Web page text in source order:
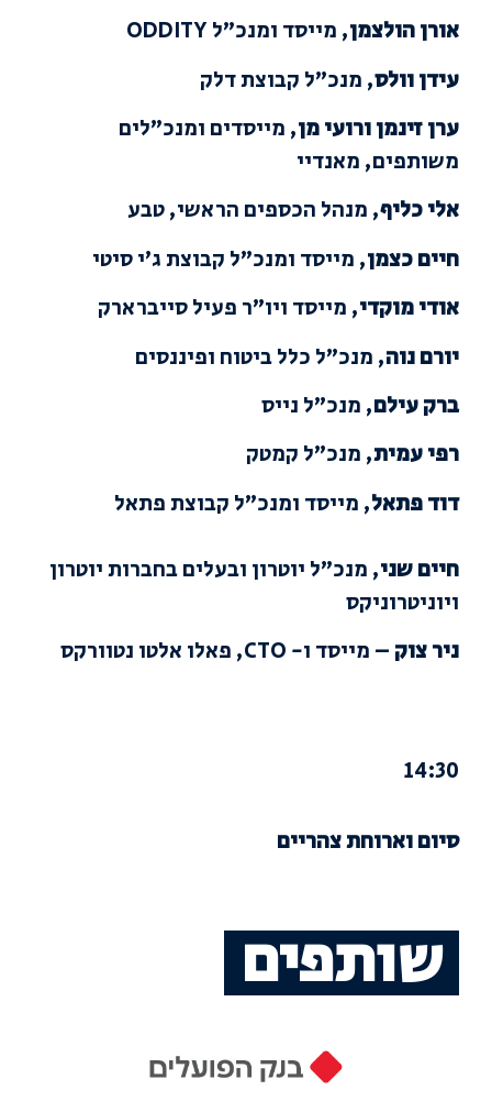
אורן הולצמן, מייסד ומנכ”ל ODDITY
עידן וולס, מנכ”ל קבוצת דלק
ערן זינמן ורועי מן, מייסדים ומנכ”לים
משותפים, מאנדיי
אלי כליף, מנהל הכספים הראשי, טבע
חיים כצמן, מייסד ומנכ”ל קבוצת ג’י סיטי
אודי מוקדי, מייסד ויו”ר פעיל סייברארק
יורם נוה, מנכ”ל כלל ביטוח ופיננסים
ברק עילם, מנכ”ל נייס
רפי עמית, מנכ”ל קמטק
דוד פתאל, מייסד ומנכ”ל קבוצת פתאל
חיים שני, מנכ”ל יוטרון ובעלים בחברות יוטרון
ויוניטרוניקס
ניר צוק – מייסד ו- CTO, פאלו אלטו נטוורקס
14:30
סיום וארוחת צהריים
שותפים